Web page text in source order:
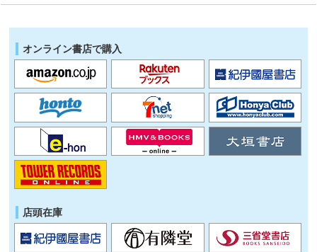
オンライン書店で購入
店頭在庫